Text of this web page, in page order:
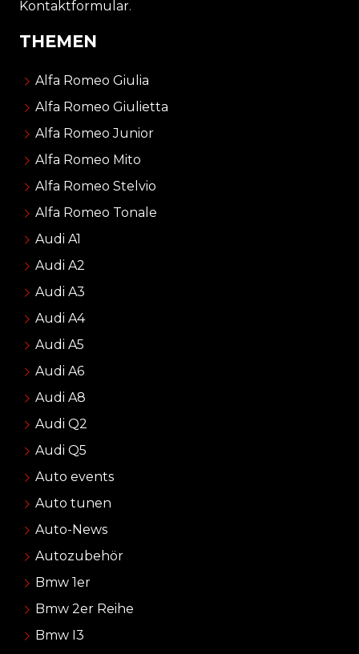
Kontaktformular.
THEMEN
Alfa Romeo Giulia
Alfa Romeo Giulietta
Alfa Romeo Junior
Alfa Romeo Mito
Alfa Romeo Stelvio
Alfa Romeo Tonale
Audi A1
Audi A2
Audi A3
Audi A4
Audi A5
Audi A6
Audi A8
Audi Q2
Audi Q5
Auto events
Auto tunen
Auto-News
Autozubehör
Bmw 1er
Bmw 2er Reihe
Bmw I3